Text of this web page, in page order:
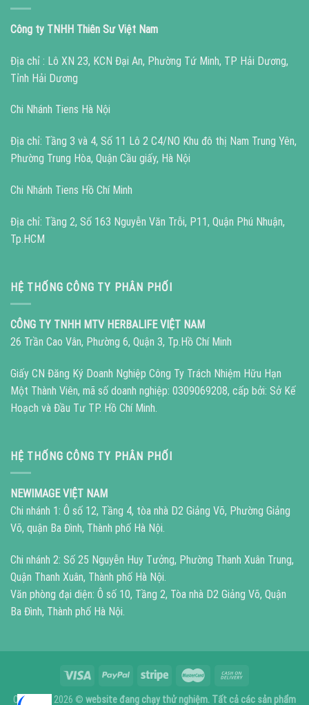
Công ty TNHH Thiên Sư Việt Nam
Địa chỉ : Lô XN 23, KCN Đại An, Phường Tứ Minh, TP Hải Dương,
Tỉnh Hải Dương
Chi Nhánh Tiens Hà Nội
Địa chỉ: Tầng 3 và 4, Số 11 Lô 2 C4/NO Khu đô thị Nam Trung Yên,
Phường Trung Hòa, Quận Cầu giấy, Hà Nội
Chi Nhánh Tiens Hồ Chí Minh
Địa chỉ: Tầng 2, Số 163 Nguyễn Văn Trỗi, P11, Quận Phú Nhuận,
Tp.HCM
HỆ THỐNG CÔNG TY PHÂN PHỐI
CÔNG TY TNHH MTV HERBALIFE VIỆT NAM
26 Trần Cao Vân, Phường 6, Quận 3, Tp.Hồ Chí Minh
Giấy CN Đăng Ký Doanh Nghiệp Công Ty Trách Nhiệm Hữu Hạn
Một Thành Viên, mã số doanh nghiệp: 0309069208, cấp bởi: Sở Kế
Hoạch và Đầu Tư TP. Hồ Chí Minh.
HỆ THỐNG CÔNG TY PHÂN PHỐI
NEWIMAGE VIỆT NAM
Chi nhánh 1: Ô số 12, Tầng 4, tòa nhà D2 Giảng Võ, Phường Giảng
Võ, quận Ba Đình, Thành phố Hà Nội.
Chi nhánh 2: Số 25 Nguyễn Huy Tưởng, Phường Thanh Xuân Trung,
Quận Thanh Xuân, Thành phố Hà Nội.
Văn phòng đại diện: Ô số 10, Tầng 2, Tòa nhà D2 Giảng Võ, Quận
Ba Đình, Thành phố Hà Nội.
Copyright 2026 © website đang chạy thử nghiệm. Tất cả các sản phẩm